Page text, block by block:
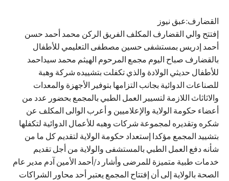
القضارف:عبق نيوز
إفتتح والي القضارف المكلف الفريق الركن محمد أحمد حسن
أحمد إدريس بمستشفى حسين مصطفى التعليمي للأطفال
بالقضارف صباح اليوم مجمع المرحوم الهيثم محمد سيداحمد
للأطفال حديثي الولادة والذي تكفلت بتشييده شركة وهبة
للصناعات الدوائية بجانب التزامها بتوفير الأجهزة والمعدات
والاثاثاث اللازمة لتسيير العمل الطبي بالمجمع بحضور عدد من
أعضاء حكومة الولاية والإعلاميين و أعرب الوالى المكلف عن
شكره وتقديره لمجموعة شركات وهبه للأعمال الدوائية لتكفلها
بتشييد المجمع مؤكدا إستعداد حكومة الولاية لتقديم كل ما من
شأنه دفع العمل الطبي بالمستشفى والولاية من أجل تقديم
خدمات طبية متميزة للمرضى وأشار د/أحمد الأمين آدم مدير عام
الصحة بالولاية إلى أن إفتتاح المجمع يعتبر أحد محاور الشراكات